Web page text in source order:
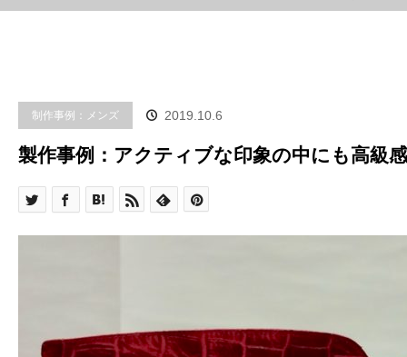
制作事例：メンズ 2019.10.6
製作事例：アクティブな印象の中にも高級